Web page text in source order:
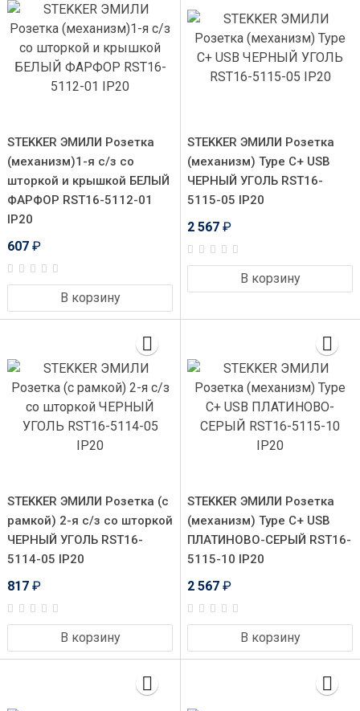
STEKKER ЭМИЛИ Розетка
(механизм)1-я с/з со
шторкой и крышкой БЕЛЫЙ
ФАРФОР RST16-5112-01
IP20
607 ₽
В корзину
STEKKER ЭМИЛИ Розетка
(механизм) Type C+ USB
ЧЕРНЫЙ УГОЛЬ RST16-
5115-05 IP20
2 567 ₽
В корзину
STEKKER ЭМИЛИ Розетка (с
рамкой) 2-я с/з со шторкой
ЧЕРНЫЙ УГОЛЬ RST16-
5114-05 IP20
817 ₽
В корзину
STEKKER ЭМИЛИ Розетка
(механизм) Type C+ USB
ПЛАТИНОВО-СЕРЫЙ RST16-
5115-10 IP20
2 567 ₽
В корзину